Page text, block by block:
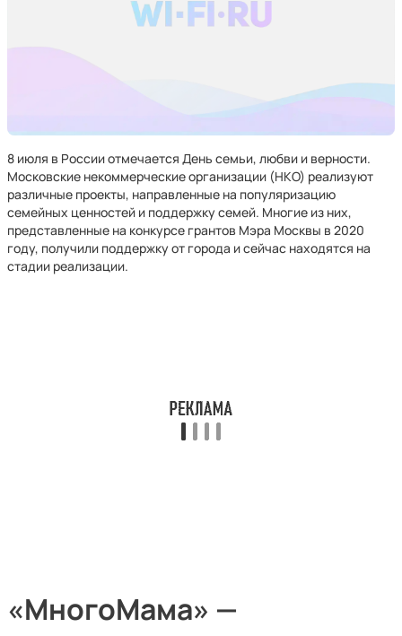
8 июля в России отмечается День семьи, любви и верности.
Московские некоммерческие организации (НКО) реализуют
различные проекты, направленные на популяризацию
семейных ценностей и поддержку семей. Многие из них,
представленные на конкурсе грантов Мэра Москвы в 2020
году, получили поддержку от города и сейчас находятся на
стадии реализации.
«МногоМама» —